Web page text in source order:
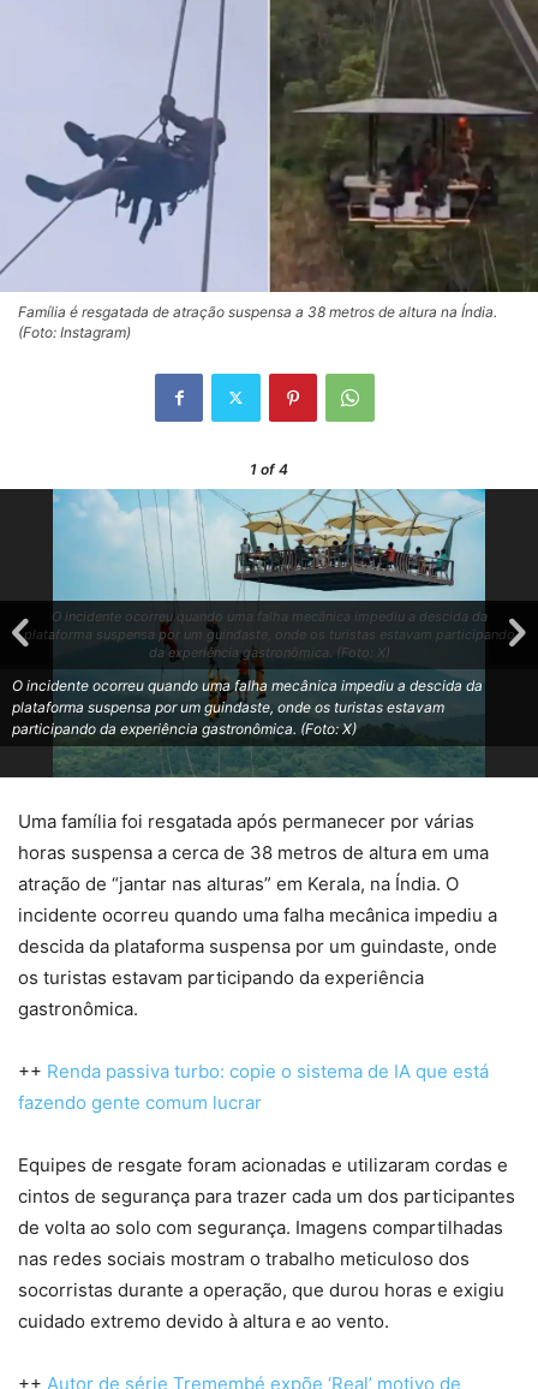
Família é resgatada de atração suspensa a 38 metros de altura na Índia.
(Foto: Instagram)
1 of 4
O incidente ocorreu quando uma falha mecânica impediu a descida da
plataforma suspensa por um guindaste, onde os turistas estavam participando
da experiência gastronômica. (Foto: X)
O incidente ocorreu quando uma falha mecânica impediu a descida da
plataforma suspensa por um guindaste, onde os turistas estavam
participando da experiência gastronômica. (Foto: X)
Uma família foi resgatada após permanecer por várias
horas suspensa a cerca de 38 metros de altura em uma
atração de “jantar nas alturas” em Kerala, na Índia. O
incidente ocorreu quando uma falha mecânica impediu a
descida da plataforma suspensa por um guindaste, onde
os turistas estavam participando da experiência
gastronômica.
++ Renda passiva turbo: copie o sistema de IA que está
fazendo gente comum lucrar
Equipes de resgate foram acionadas e utilizaram cordas e
cintos de segurança para trazer cada um dos participantes
de volta ao solo com segurança. Imagens compartilhadas
nas redes sociais mostram o trabalho meticuloso dos
socorristas durante a operação, que durou horas e exigiu
cuidado extremo devido à altura e ao vento.
++ Autor de série Tremembé expõe ‘Real’ motivo de